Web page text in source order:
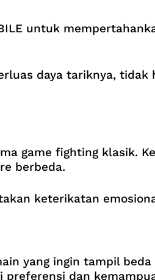
untuk
daya tariknya, tidak
game fighting klasik.
berbeda.
keterikatan
yang ingin tampil
dan